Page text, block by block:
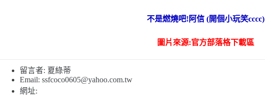
不是燃燒吧!阿信 (開個小玩笑cccc)
圖片來源:官方部落格下載區
留言者: 夏綠蒂
Email: ssfcoco0605@yahoo.com.tw
網址: